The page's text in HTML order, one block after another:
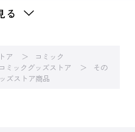
る
ア
コミック
ミックグッズストア
その
ズストア商品